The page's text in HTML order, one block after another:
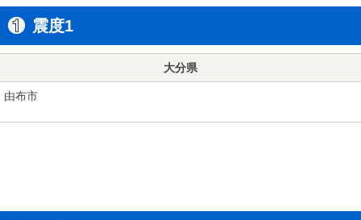
震度1
大分県
由布市